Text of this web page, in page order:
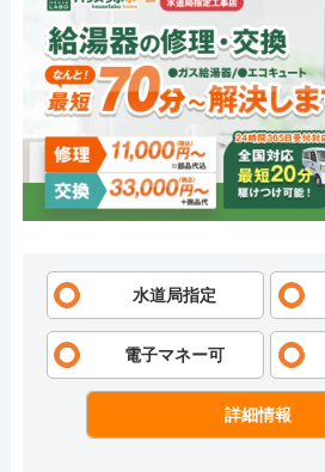
水道局指定
電子マネー可
詳細情報